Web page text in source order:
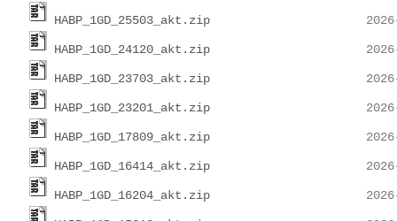
HABP_1GD_25503_akt.zip
HABP_1GD_24120_akt.zip
HABP_1GD_23703_akt.zip
HABP_1GD_23201_akt.zip
HABP_1GD_17809_akt.zip
HABP_1GD_16414_akt.zip
HABP_1GD_16204_akt.zip